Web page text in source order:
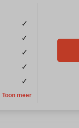
✓
✓
✓
✓
✓
Toon meer